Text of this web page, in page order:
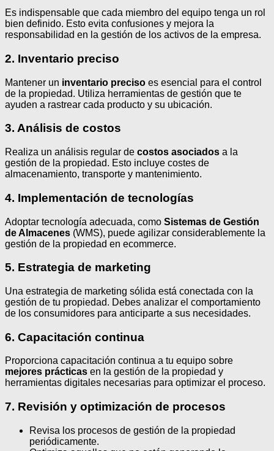
Es indispensable que cada miembro del equipo tenga un rol
bien definido. Esto evita confusiones y mejora la
responsabilidad en la gestión de los activos de la empresa.
2. Inventario preciso
Mantener un inventario preciso es esencial para el control
de la propiedad. Utiliza herramientas de gestión que te
ayuden a rastrear cada producto y su ubicación.
3. Análisis de costos
Realiza un análisis regular de costos asociados a la
gestión de la propiedad. Esto incluye costes de
almacenamiento, transporte y mantenimiento.
4. Implementación de tecnologías
Adoptar tecnología adecuada, como Sistemas de Gestión
de Almacenes (WMS), puede agilizar considerablemente la
gestión de la propiedad en ecommerce.
5. Estrategia de marketing
Una estrategia de marketing sólida está conectada con la
gestión de tu propiedad. Debes analizar el comportamiento
de los consumidores para anticiparte a sus necesidades.
6. Capacitación continua
Proporciona capacitación continua a tu equipo sobre
mejores prácticas en la gestión de la propiedad y
herramientas digitales necesarias para optimizar el proceso.
7. Revisión y optimización de procesos
Revisa los procesos de gestión de la propiedad
periódicamente.